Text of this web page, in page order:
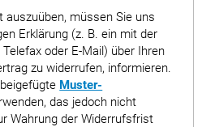
auszuüben, müssen Sie uns
Erklärung (z. B. ein mit der
oder E-Mail) über Ihren
zu widerrufen, informieren.
Muster-
das jedoch nicht
Wahrung der Widerrufsfrist